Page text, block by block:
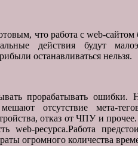
что работа с web-сайтом
действия будут
останавливаться нельзя.
прорабатывать ошибки.
отсутствие мета-
отказ от ЧПУ и
web-ресурса.Работа
огромного количества